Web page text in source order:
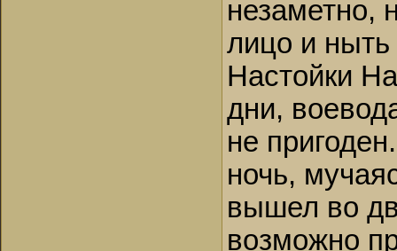
незаметно,
лицо и ныть
Настойки
дни,
не
ночь,
вышел во
возможно